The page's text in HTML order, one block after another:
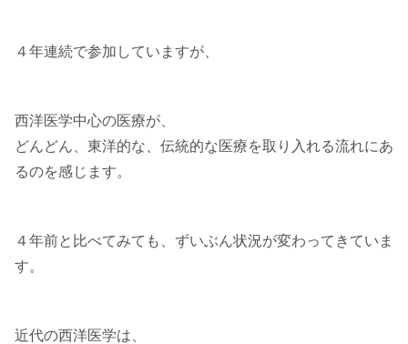
４年連続で参加していますが、
西洋医学中心の医療が、
どんどん、東洋的な、伝統的な医療を取り入れる流れにあ
るのを感じます。
４年前と比べてみても、ずいぶん状況が変わってきていま
す。
近代の西洋医学は、